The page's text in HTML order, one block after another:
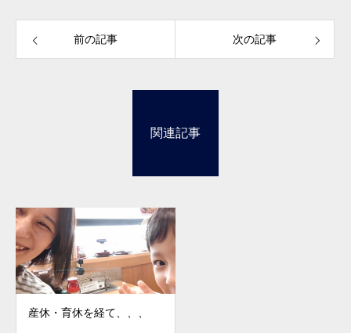
前の記事 次の記事
関連記事
産休・育休を経て、、、